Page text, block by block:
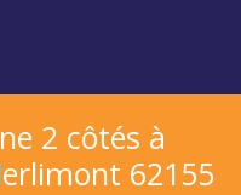
2 côtés à
62155